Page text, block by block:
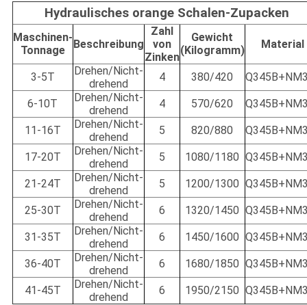
Hydraulisches orange Schalen-Zupacken
Maschinen-
Tonnage
Beschreibung
Zahl
von
Zinken
Gewicht
(Kilogramm)
Material
3-5T
Drehen/Nicht-
drehend
4 380/420
6-10T
Drehen/Nicht-
drehend
4 570/620
11-16T
Drehen/Nicht-
drehend
5 820/880
17-20T
Drehen/Nicht-
drehend
5 1080/1180
21-24T
Drehen/Nicht-
drehend
5 1200/1300
25-30T
Drehen/Nicht-
drehend
6 1320/1450
31-35T
Drehen/Nicht-
drehend
6 1450/1600
36-40T
Drehen/Nicht-
drehend
6 1680/1850
41-45T
Drehen/Nicht-
drehend
6 1950/2150